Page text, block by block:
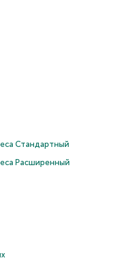
Cтандартный
Расширенный